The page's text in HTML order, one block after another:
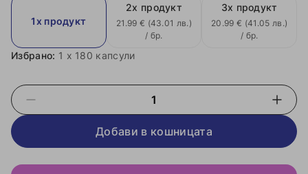
1x продукт
2x продукт
21.99 € (43.01 лв.)
/ бр.
3x продукт
20.99 € (41.05 лв.)
/ бр.
Избрано: 1 x 180 капсули
Добави в кошницата